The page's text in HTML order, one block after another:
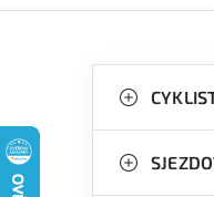
o
kategorie